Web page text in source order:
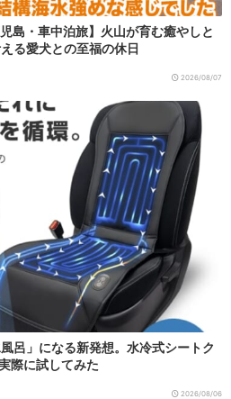
島・車中泊旅】火山が育む癒やしと
る愛犬との至福の休日
2026/08/07
呂」になる新発想。水冷式シートク
際に試してみた
2026/08/06